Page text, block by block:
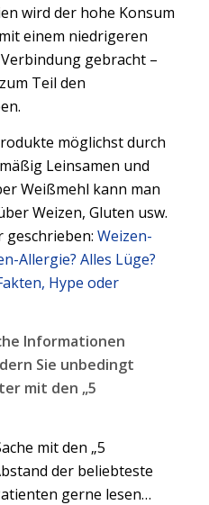
wird der hohe Konsum
einem niedrigeren
gebracht –
Teil den
möglichst durch
Leinsamen und
Weißmehl kann man
Weizen, Gluten usw.
geschrieben: Weizen-
Allergie? Alles Lüge?
Hype oder
Informationen
Sie unbedingt
mit den „5
mit den „5
der beliebteste
gerne lesen…